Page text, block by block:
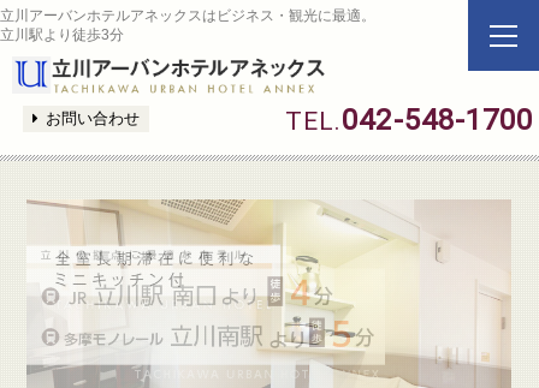
立川アーバンホテルアネックスはビジネス・観光に最適。
立川駅より徒歩3分
TEL.042-548-1700
お問い合わせ